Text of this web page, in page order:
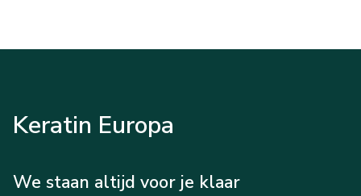
Keratin Europa
We staan altijd voor je klaar